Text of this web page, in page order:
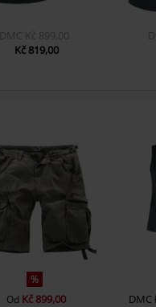
DMC Kč 899,00
Kč 819,00
%
Od Kč 899,00 DMC